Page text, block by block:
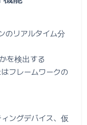
のリアルタイム分
を検出する
フレームワークの
ングデバイス、仮